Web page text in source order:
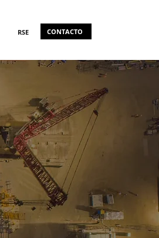
RSE CONTACTO